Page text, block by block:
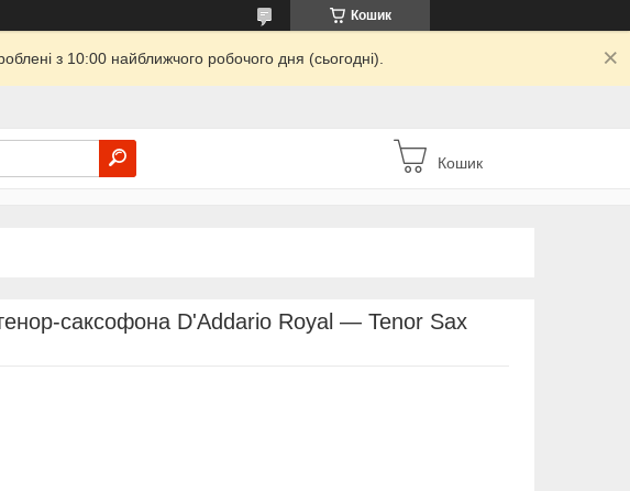
Кошик
з 10:00 найближчого робочого дня (сьогодні).
Кошик
саксофона D'Addario Royal — Tenor Sax